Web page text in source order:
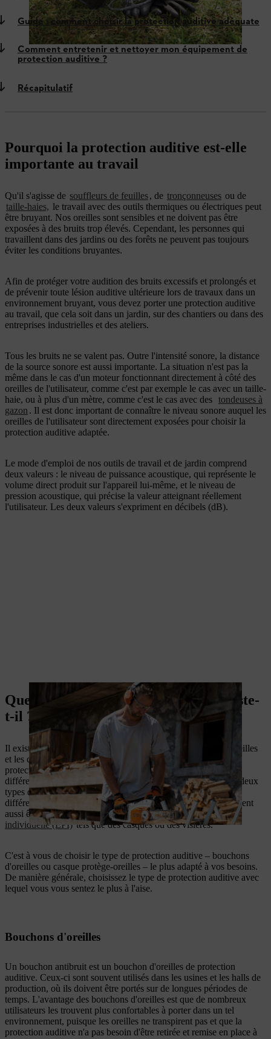
Guide : comment choisir la protection auditive adéquate
Comment entretenir et nettoyer mon équipement de
protection auditive ?
Récapitulatif
Pourquoi la protection auditive est-elle
importante au travail
Qu'il s'agisse de souffleurs de feuilles, de tronçonneuses ou de
taille-haies, le travail avec des outils thermiques ou électriques peut
être bruyant. Nos oreilles sont sensibles et ne doivent pas être
exposées à des bruits trop élevés. Cependant, les personnes qui
travaillent dans des jardins ou des forêts ne peuvent pas toujours
éviter les conditions bruyantes.
Afin de protéger votre audition des bruits excessifs et prolongés et
de prévenir toute lésion auditive ultérieure lors de travaux dans un
environnement bruyant, vous devez porter une protection auditive
au travail, que cela soit dans un jardin, sur des chantiers ou dans des
entreprises industrielles et des ateliers.
Tous les bruits ne se valent pas. Outre l'intensité sonore, la distance
de la source sonore est aussi importante. La situation n'est pas la
même dans le cas d'un moteur fonctionnant directement à côté des
oreilles de l'utilisateur, comme c'est par exemple le cas avec un taille-
haie, ou à plus d'un mètre, comme c'est le cas avec des tondeuses à
gazon . Il est donc important de connaître le niveau sonore auquel les
oreilles de l'utilisateur sont directement exposées pour choisir la
protection auditive adaptée.
Le mode d'emploi de nos outils de travail et de jardin comprend
deux valeurs : le niveau de puissance acoustique, qui représente le
volume direct produit sur l'appareil lui-même, et le niveau de
pression acoustique, qui précise la valeur atteignant réellement
l'utilisateur. Les deux valeurs s'expriment en décibels (dB).
Quels types de protection auditive existe-
t-il ?
Il existe deux types de protection de base : Les bouchons d'oreilles
et les casques protège-oreilles. Important : les deux types de
protection offrent une protection identique, car il n'y a pas de
différence fondamentale en matière de protection sonore. Les deux
types de protection auditive sont désormais disponibles dans
différents modèles adaptés aux différentes utilisations. Ils peuvent
aussi être combinés à d'autreséquipements de protection
individuelle (EPI) tels que des casques ou des visières.
C'est à vous de choisir le type de protection auditive – bouchons
d'oreilles ou casque protège-oreilles – le plus adapté à vos besoins.
De manière générale, choisissez le type de protection auditive avec
lequel vous vous sentez le plus à l'aise.
Bouchons d'oreilles
Un bouchon antibruit est un bouchon d'oreilles de protection
auditive. Ceux-ci sont souvent utilisés dans les usines et les halls de
production, où ils doivent être portés sur de longues périodes de
temps. L'avantage des bouchons d'oreilles est que de nombreux
utilisateurs les trouvent plus confortables à porter dans un tel
environnement, puisque les oreilles ne transpirent pas et que la
protection auditive n'a pas besoin d'être retirée et remise en place à